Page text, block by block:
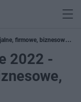
firmowe, biznesowe,
2022 -